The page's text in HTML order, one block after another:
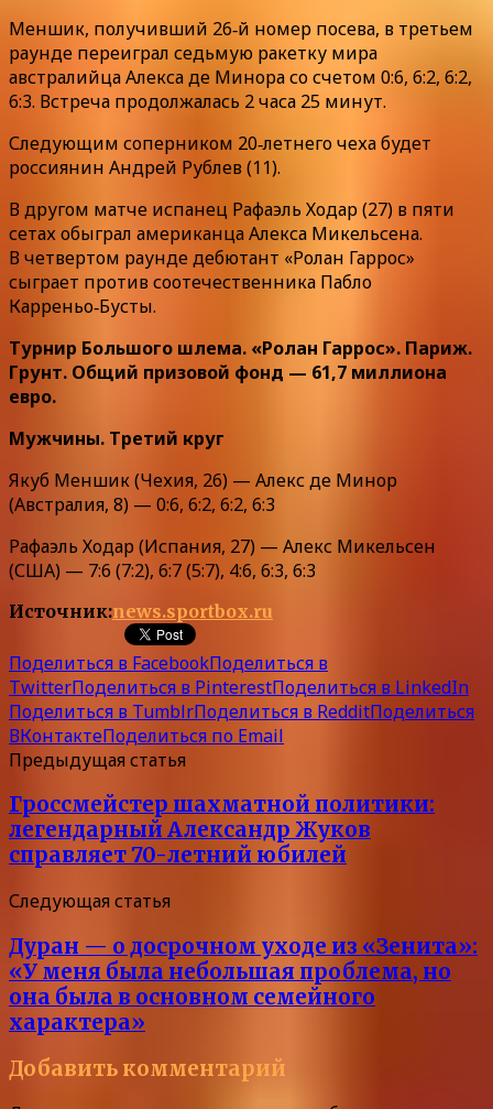
Меншик, получивший 26‑й номер посева, в третьем
раунде переиграл седьмую ракетку мира
австралийца Алекса де Минора со счетом 0:6, 6:2, 6:2,
6:3. Встреча продолжалась 2 часа 25 минут.
Следующим соперником 20‑летнего чеха будет
россиянин Андрей Рублев (11).
В другом матче испанец Рафаэль Ходар (27) в пяти
сетах обыграл американца Алекса Микельсена.
В четвертом раунде дебютант «Ролан Гаррос»
сыграет против соотечественника Пабло
Карреньо‑Бусты.
Турнир Большого шлема. «Ролан Гаррос». Париж.
Грунт. Общий призовой фонд — 61,7 миллиона
евро.
Мужчины. Третий круг
Якуб Меншик (Чехия, 26) — Алекс де Минор
(Австралия, 8) — 0:6, 6:2, 6:2, 6:3
Рафаэль Ходар (Испания, 27) — Алекс Микельсен
(США) — 7:6 (7:2), 6:7 (5:7), 4:6, 6:3, 6:3
Источник:news.sportbox.ru
Поделиться в FacebookПоделиться в
TwitterПоделиться в PinterestПоделиться в LinkedIn
Поделиться в TumblrПоделиться в RedditПоделиться
ВКонтактеПоделиться по Email
Предыдущая статья
Гроссмейстер шахматной политики:
легендарный Александр Жуков
справляет 70-летний юбилей
Следующая статья
Дуран — о досрочном уходе из «Зенита»:
«У меня была небольшая проблема, но
она была в основном семейного
характера»
Добавить комментарий